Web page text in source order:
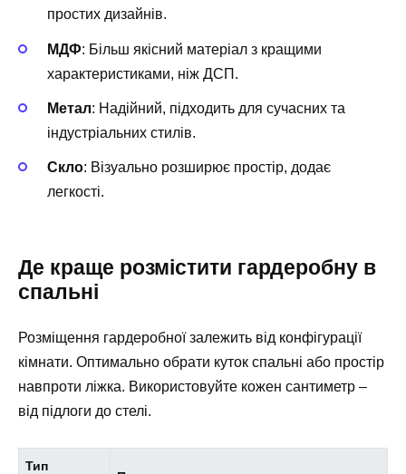
простих дизайнів.
МДФ: Більш якісний матеріал з кращими
характеристиками, ніж ДСП.
Метал: Надійний, підходить для сучасних та
індустріальних стилів.
Скло: Візуально розширює простір, додає
легкості.
Де краще розмістити гардеробну в
спальні
Розміщення гардеробної залежить від конфігурації
кімнати. Оптимально обрати куток спальні або простір
навпроти ліжка. Використовуйте кожен сантиметр –
від підлоги до стелі.
Тип